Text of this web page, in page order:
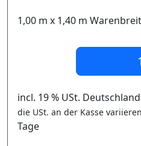
1,00 m x 1,40 m
incl. 19 % USt. Deutschland
die USt. an der Kasse
Tage